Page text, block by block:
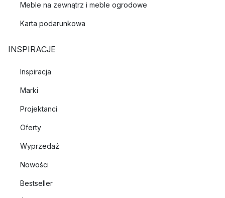
Meble na zewnątrz i meble ogrodowe
Karta podarunkowa
INSPIRACJE
Inspiracja
Marki
Projektanci
Oferty
Wyprzedaż
Nowości
Bestseller